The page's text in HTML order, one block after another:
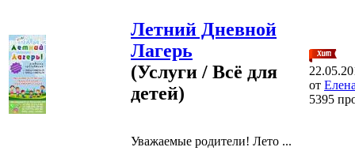
Летний Дневной
Лагерь
(Услуги / Всё для
детей)
Уважаемые родители! Лето ...
от
5395